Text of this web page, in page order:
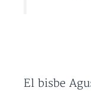
El bisbe